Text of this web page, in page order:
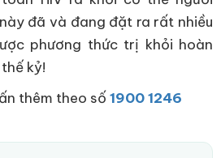
đã và đang đặt ra rất nhiều
phương thức trị khỏi hoàn
kỷ!
thêm theo số 1900 1246